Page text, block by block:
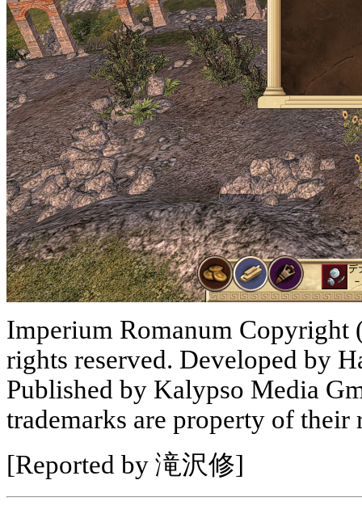
Imperium Romanum
rights reserved. Developed by
Published by Kalypso Media
trademarks are property of their
[Reported by 滝沢修]